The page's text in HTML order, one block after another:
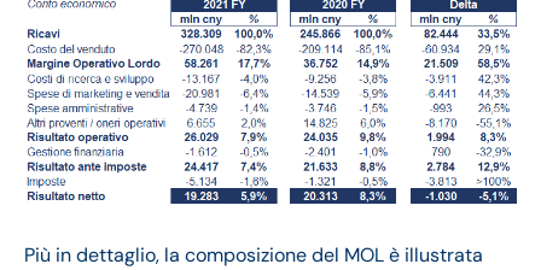
Più in dettaglio, la composizione del MOL è illustrata